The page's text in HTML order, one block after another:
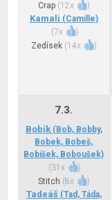
Crap (12x )
Kamali (Camille)
(7x
)
Zedísek (14x )
7.3.
Bobík(Bob, Bobby,
Bobek, Bobeš,
Bobíšek, Boboušek)
(31x
)
Stitch (8x )
Tadeáš (Tad, Táda,